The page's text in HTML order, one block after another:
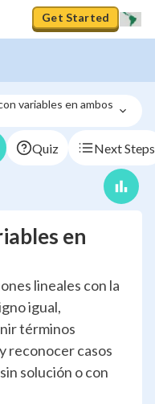
Get Started
variables en ambos
Quiz Next Steps
en
lineales con la
igual,
términos
reconocer casos
solución o con